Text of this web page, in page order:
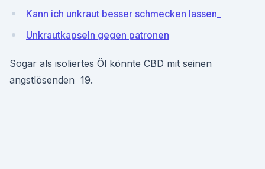
Kann ich unkraut besser schmecken lassen_
Unkrautkapseln gegen patronen
Sogar als isoliertes Öl könnte CBD mit seinen
angstlösenden 19.